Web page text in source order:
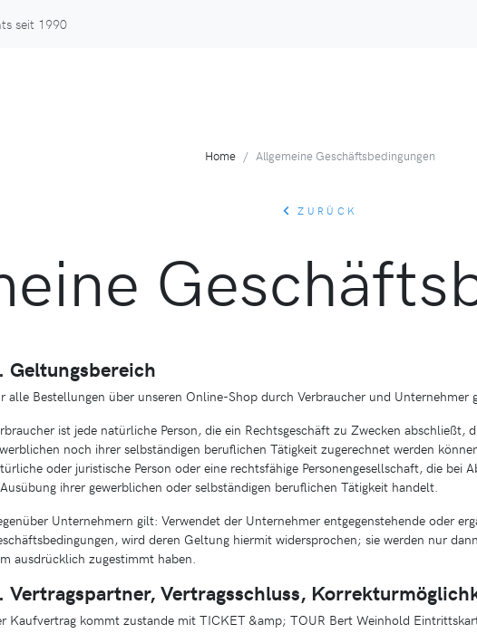
seit 1990
Home Allgemeine Geschäftsbedingungen
ZURÜCK
Geltungsbereich
alle Bestellungen über unseren Online-Shop durch Verbraucher und Unternehmer
ist jede natürliche Person, die ein Rechtsgeschäft zu Zwecken abschließt,
noch ihrer selbständigen beruflichen Tätigkeit zugerechnet werden
oder juristische Person oder eine rechtsfähige Personengesellschaft, die bei
ihrer gewerblichen oder selbständigen beruflichen Tätigkeit handelt.
Unternehmern gilt: Verwendet der Unternehmer entgegenstehende oder
wird deren Geltung hiermit widersprochen; sie werden nur
ausdrücklich zugestimmt haben.
Vertragspartner, Vertragsschluss,
Kaufvertrag kommt zustande mit TICKET &amp; TOUR Bert Weinhold